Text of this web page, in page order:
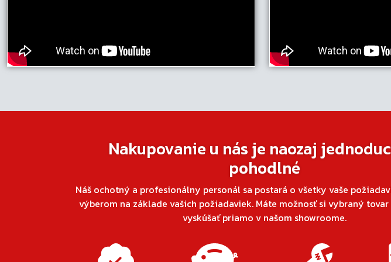
Nakupovanie u nás je naozaj
pohodlné
Náš ochotný a profesionálny personál sa postará o všetky vaše
výberom na základe vašich požiadaviek. Máte možnosť si vybraný
vyskúšať priamo v našom showroome.